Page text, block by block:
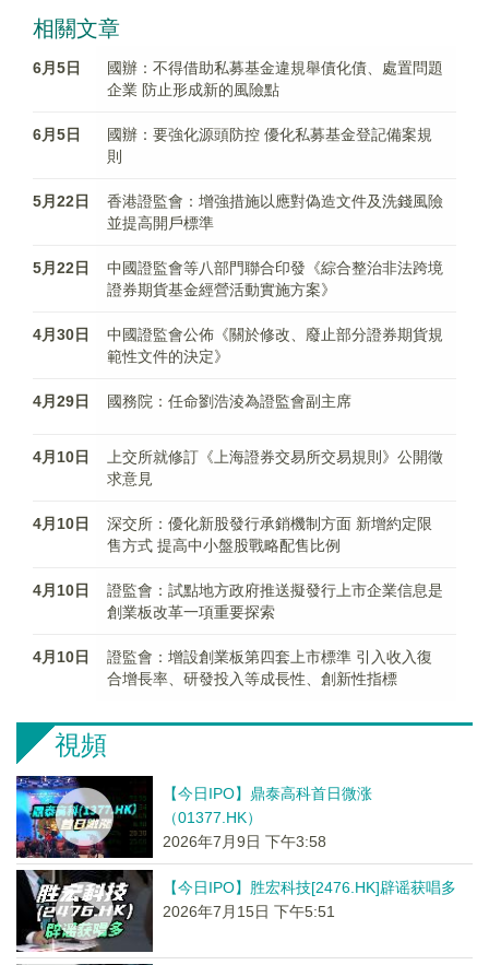
相關文章
6月5日
國辦：不得借助私募基金違規舉債化債、處置問題
企業 防止形成新的風險點
6月5日
國辦：要強化源頭防控 優化私募基金登記備案規
則
5月22日
香港證監會：增強措施以應對偽造文件及洗錢風險
並提高開戶標準
5月22日
中國證監會等八部門聯合印發《綜合整治非法跨境
證券期貨基金經營活動實施方案》
4月30日
中國證監會公佈《關於修改、廢止部分證券期貨規
範性文件的決定》
4月29日 ​國務院：任命劉浩淩為證監會副主席
4月10日
上交所就修訂《上海證券交易所交易規則》公開徵
求意見
4月10日
深交所：優化新股發行承銷機制方面 新增約定限
售方式 提高中小盤股戰略配售比例
4月10日
證監會：試點地方政府推送擬發行上市企業信息是
創業板改革一項重要探索
4月10日
證監會：增設創業板第四套上市標準 引入收入復
合增長率、研發投入等成長性、創新性指標
視頻
【今日IPO】鼎泰高科首日微涨
（01377.HK）
2026年7月9日 下午3:58
【今日IPO】胜宏科技[2476.HK]辟谣获唱多
2026年7月15日 下午5:51